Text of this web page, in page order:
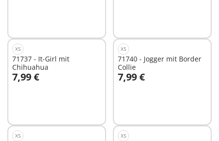
XS
71737 - It-Girl mit
Chihuahua
7,99 €
In den Warenkorb
XS
71740 - Jogger mit Border
Collie
7,99 €
In den Warenkorb
XS XS